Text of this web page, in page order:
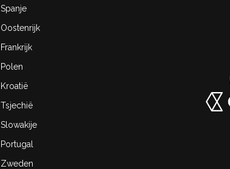
Spanje
Oostenrijk
Frankrijk
Polen
Kroatië
Tsjechië
Slowakije
Portugal
Zweden